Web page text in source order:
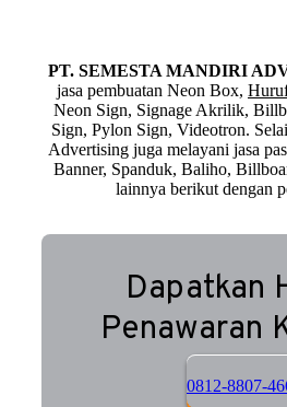
PT. SEMESTA MANDIRI
jasa pembuatan Neon Box,
Neon Sign, Signage Akrilik,
Sign, Pylon Sign, Videotron.
Advertising juga melayani jasa
Banner, Spanduk, Baliho,
lainnya berikut dengan
Dapatkan
Penawaran
0812-8807-